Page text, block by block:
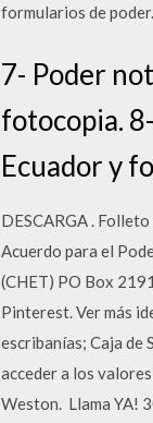
formularios de poder.
7- Poder
fotocopia.
Ecuador y
DESCARGA .
Acuerdo para el
(CHET) PO Box
Pinterest. Ver más
escribanías; Caja de
acceder a los
Weston. ️ Llama YA!